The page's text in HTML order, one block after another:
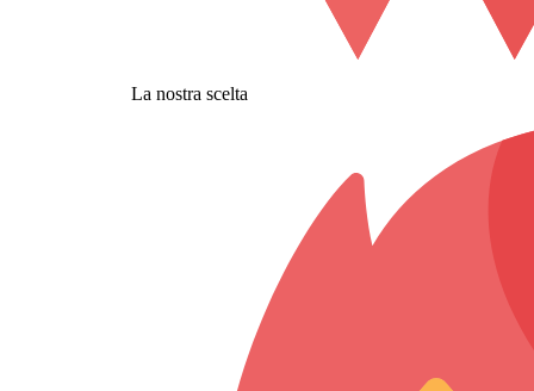
La nostra scelta